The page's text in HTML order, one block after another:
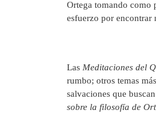
Ortega tomando como
esfuerzo por encontrar
Las Meditaciones del
rumbo; otros temas
salvaciones que
sobre la filosofía de